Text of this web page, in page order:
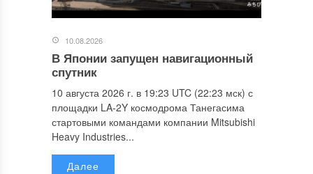
10.08.2026
В Японии запущен навигационный
спутник
10 августа 2026 г. в 19:23 UTC (22:23 мск) с
площадки LA-2Y космодрома Танегасима
стартовыми командами компании Mitsubishi
Heavy Industries...
Далее